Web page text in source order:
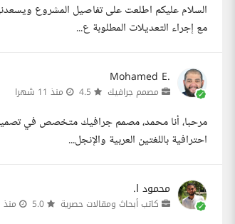
السلام عليكم اطلعت على تفاصيل المشروع
مع إجراء التعديلات المطلوبة ع...
Mohamed E.
مصمم جرافيك منذ 11 شهرا
مرحبا، أنا محمد، مصمم جرافيك متخصص في تصميم
احترافية باللغتين العربية والإنجل...
محمود ا.
كاتب أبحاث ومقالات حصرية منذ 11 شهرا